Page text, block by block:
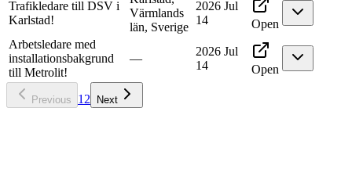
Trafikledare till DSV i
Karlstad!
Värmlands
län, Sverige
2026 Jul
14
Open
Arbetsledare med
installationsbakgrund
till Metrolit!
—
2026 Jul
14
Open
Previous 1 2 Next